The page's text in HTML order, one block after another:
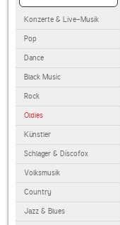
Konzerte & Live-Musik
Pop
Dance
Black Music
Rock
Oldies
Künstler
Schlager & Discofox
Volksmusik
Country
Jazz & Blues